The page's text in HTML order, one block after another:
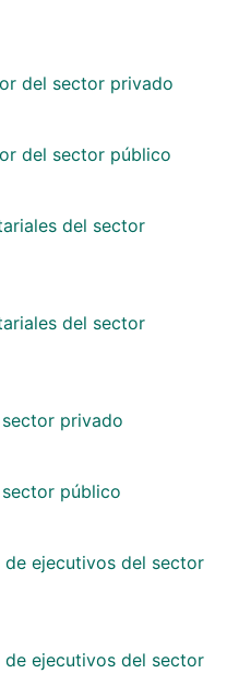
del sector privado
del sector público
del sector
del sector
privado
público
de ejecutivos del sector
de ejecutivos del sector